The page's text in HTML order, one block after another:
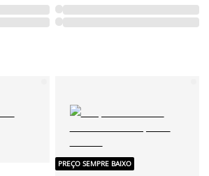
PREÇO SEMPRE BAIXO